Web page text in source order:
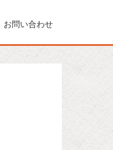
お問い合わせ